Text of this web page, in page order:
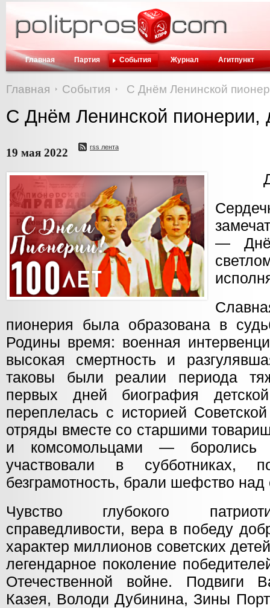
Главная Партия События Журнал Агитпункт
Главная События С Днём Ленинской
С Днём Ленинской пионерии,
19 мая 2022 rss лента
—
пионерия была образована в
Родины время: военная
высокая смертность и
таковы были реалии периода
первых дней биография
переплелась с историей
отряды вместе со старшими
и комсомольцами — боролись
участвовали в субботниках,
безграмотность, брали шефство над
Чувство глубокого
справедливости, вера в победу
характер миллионов советских
легендарное поколение
Отечественной войне. Подвиги
Казея, Володи Дубинина, Зины